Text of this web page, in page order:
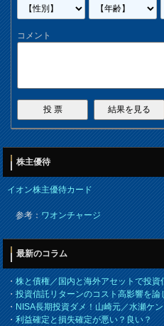
コメント
株主優待
イオン株主優待カード
参考：ワオンチャージ
最新のコラム
・株と債権／国内と海外アセットで投資
・投資信託リターンのコスト高影響を
・NISA長期投資ダメ！山崎元／水瀬ケ
・利益確定と損失確定が悪い？良い？